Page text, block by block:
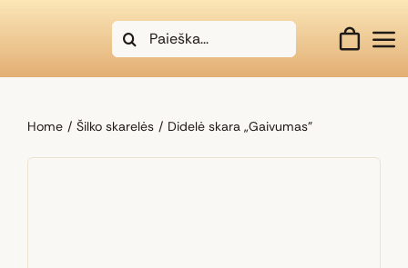
Search
for:
Home Šilko skarelės Didelė skara „Gaivumas”